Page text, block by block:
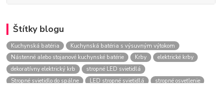
Štítky blogu
Kuchynská batéria
Kuchynská batéria s výsuvným výtokom
Nástenné alebo stojanové kuchynské batérie
Krby
elektrické krby
dekoratívny elektrický krb
stropné LED svietidlá
Stropné svietidlo do spálne
LED stropné svietidlá
stropné osvetlenie